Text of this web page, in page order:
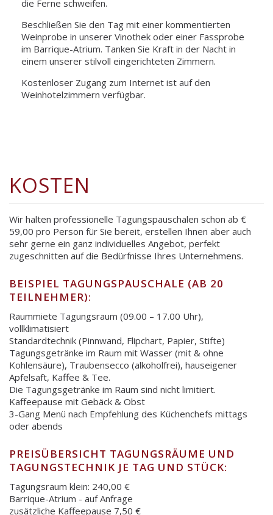
die Ferne schweifen.
Beschließen Sie den Tag mit einer kommentierten
Weinprobe in unserer Vinothek oder einer Fassprobe
im Barrique-Atrium. Tanken Sie Kraft in der Nacht in
einem unserer stilvoll eingerichteten Zimmern.
Kostenloser Zugang zum Internet ist auf den
Weinhotelzimmern verfügbar.
KOSTEN
Wir halten professionelle Tagungspauschalen schon ab €
59,00 pro Person für Sie bereit, erstellen Ihnen aber auch
sehr gerne ein ganz individuelles Angebot, perfekt
zugeschnitten auf die Bedürfnisse Ihres Unternehmens.
BEISPIEL TAGUNGSPAUSCHALE (AB 20
TEILNEHMER):
Raummiete Tagungsraum (09.00 – 17.00 Uhr),
vollklimatisiert
Standardtechnik (Pinnwand, Flipchart, Papier, Stifte)
Tagungsgetränke im Raum mit Wasser (mit & ohne
Kohlensäure), Traubensecco (alkoholfrei), hauseigener
Apfelsaft, Kaffee & Tee.
Die Tagungsgetränke im Raum sind nicht limitiert.
Kaffeepause mit Gebäck & Obst
3-Gang Menü nach Empfehlung des Küchenchefs mittags
oder abends
PREISÜBERSICHT TAGUNGSRÄUME UND
TAGUNGSTECHNIK JE TAG UND STÜCK:
Tagungsraum klein: 240,00 €
Barrique-Atrium - auf Anfrage
zusätzliche Kaffeepause 7,50 €